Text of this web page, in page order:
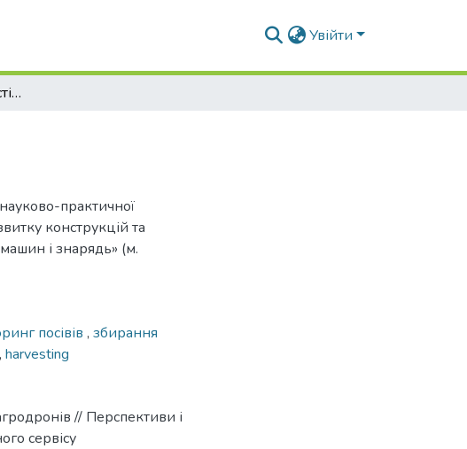
Увійти
Технологічні можливості агродронів
практичної
конструкцій та
машин і знарядь» (м.
посівів , збирання
, harvesting
// Перспективи і
сервісу